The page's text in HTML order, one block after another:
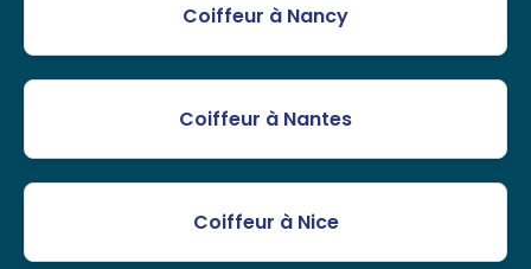
Coiffeur à Nancy
Coiffeur à Nantes
Coiffeur à Nice